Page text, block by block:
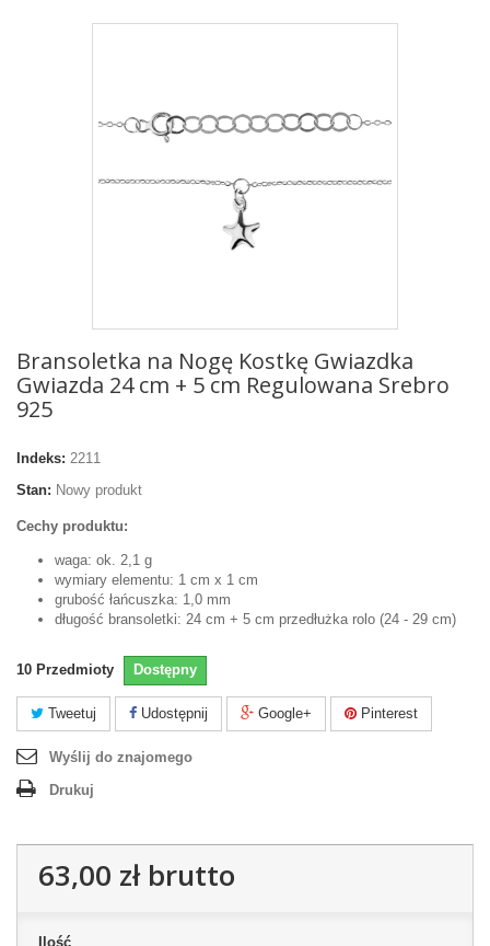
Bransoletka na Nogę Kostkę Gwiazdka
Gwiazda 24 cm + 5 cm Regulowana Srebro
925
Indeks: 2211
Stan: Nowy produkt
Cechy produktu:
waga: ok. 2,1 g
wymiary elementu: 1 cm x 1 cm
grubość łańcuszka: 1,0 mm
długość bransoletki: 24 cm + 5 cm przedłużka rolo (24 - 29 cm)
10 Przedmioty Dostępny
Tweetuj Udostępnij Google+ Pinterest
Wyślij do znajomego
Drukuj
63,00 złbrutto
Ilość